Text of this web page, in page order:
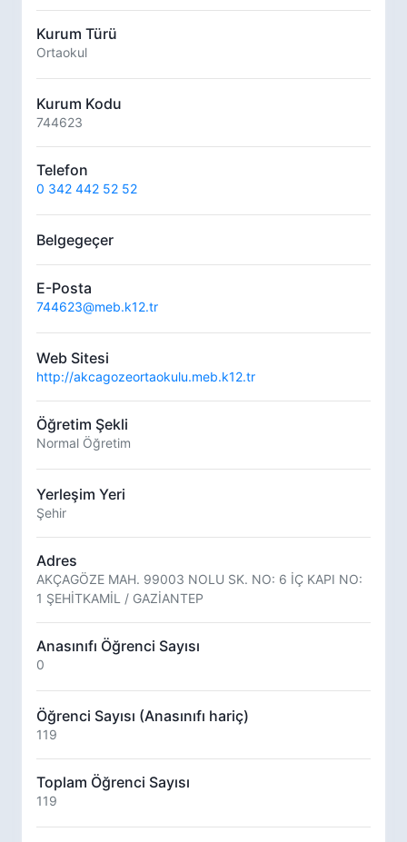
Kurum Türü
Ortaokul
Kurum Kodu
744623
Telefon
0 342 442 52 52
Belgegeçer
E-Posta
744623@meb.k12.tr
Web Sitesi
http://akcagozeortaokulu.meb.k12.tr
Öğretim Şekli
Normal Öğretim
Yerleşim Yeri
Şehir
Adres
AKÇAGÖZE MAH. 99003 NOLU SK. NO: 6 İÇ KAPI NO:
1 ŞEHİTKAMİL / GAZİANTEP
Anasınıfı Öğrenci Sayısı
0
Öğrenci Sayısı (Anasınıfı hariç)
119
Toplam Öğrenci Sayısı
119